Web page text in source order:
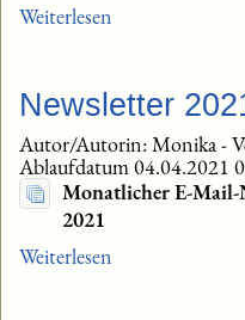
Weiterlesen
Newsletter
Autor/Autorin: Monika-
Ablaufdatum 04.04.2021
Monatlicher E-Mail-
2021
Weiterlesen